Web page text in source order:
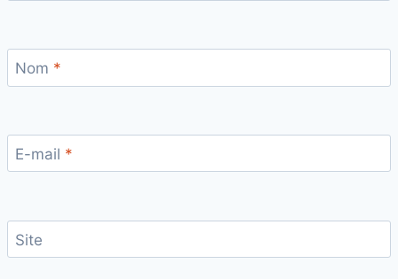
Nom *
E-mail *
Site